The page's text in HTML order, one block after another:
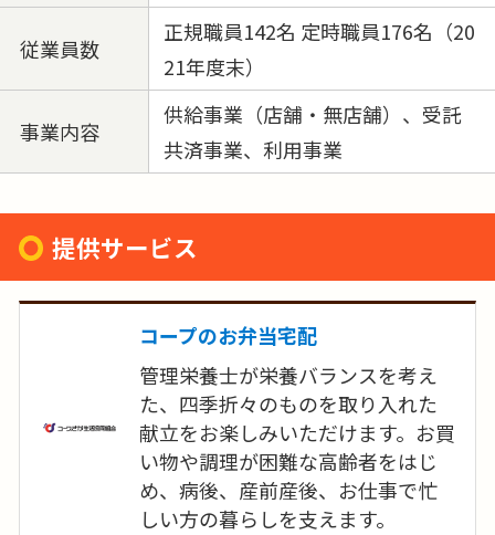
従業員数
正規職員142名 定時職員176名（20
21年度末）
事業内容
供給事業（店舗・無店舗）、受託
共済事業、利用事業
提供サービス
コープのお弁当宅配
管理栄養士が栄養バランスを考え
た、四季折々のものを取り入れた
献立をお楽しみいただけます。お買
い物や調理が困難な高齢者をはじ
め、病後、産前産後、お仕事で忙
しい方の暮らしを支えます。